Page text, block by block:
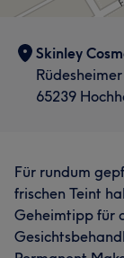
Skinley
65239
Für rundum
frischen Teint
Geheimtipp für